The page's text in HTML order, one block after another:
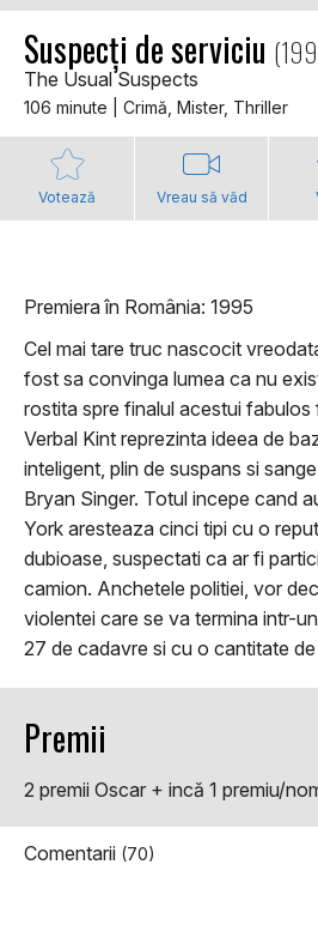
Suspecți de serviciu
The Usual Suspects
106 minute | Crimă, Mister, Thriller
Votează Vreau să văd
Premiera în România: 1995
Cel mai tare truc nascocit
fost sa convinga lumea ca nu
rostita spre finalul acestui fabulos
Verbal Kint reprezinta ideea de
inteligent, plin de suspans si
Bryan Singer. Totul incepe cand
York aresteaza cinci tipi cu o
dubioase, suspectati ca ar fi
camion. Anchetele politiei, vor
violentei care se va termina intr-
27 de cadavre si cu o cantitate
Premii
2 premii Oscar + incă 1 premiu/
Comentarii (70)